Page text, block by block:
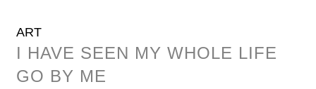
ART
I HAVE SEEN MY WHOLE LIFE
GO BY ME